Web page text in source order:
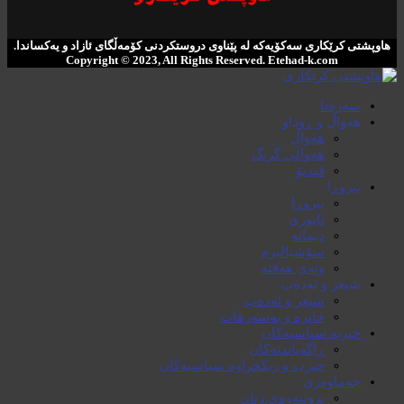
هاوپشتی کرێکاری سەکۆیەکە لە پێناوی دروستکردنی کۆمەڵگای ئازاد و یەکساندا.
Copyright © 2023, All Rights Reserved. ‌Etehad-k.com
سەرەتا
هەواڵ و ڕوداو
هەواڵ
هەواڵی گرنگ
ڤیدیۆ
بیروڕا
بیروڕا
ئابوری
دیمانە
سۆشیالیزم
وتەی هەفتە
شیعر و ئەدەب
شیعر و ئەدەب
خاترە و بەسەرهات
حیزبە سیاسیەکان
ڕاگەیاندنەکان
حیزب و ریکخراوە سیاسیەکان
جەماوەری
بزوتنەوەی ژنان